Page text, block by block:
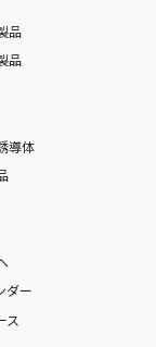
品
品
導体
ダー
ス